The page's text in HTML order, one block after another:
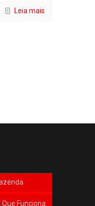
Leia mais
Funciona